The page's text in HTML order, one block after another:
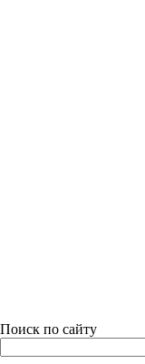
Поиск по сайту